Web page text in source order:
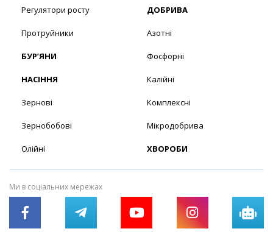
Регулятори росту
Протруйники
БУР’ЯНИ
НАСІННЯ
Зернові
Зернобобові
Олійні
ДОБРИВА
Азотні
Фосфорні
Калійні
Комплексні
Мікродобрива
ХВОРОБИ
Ми в соціальних мережах